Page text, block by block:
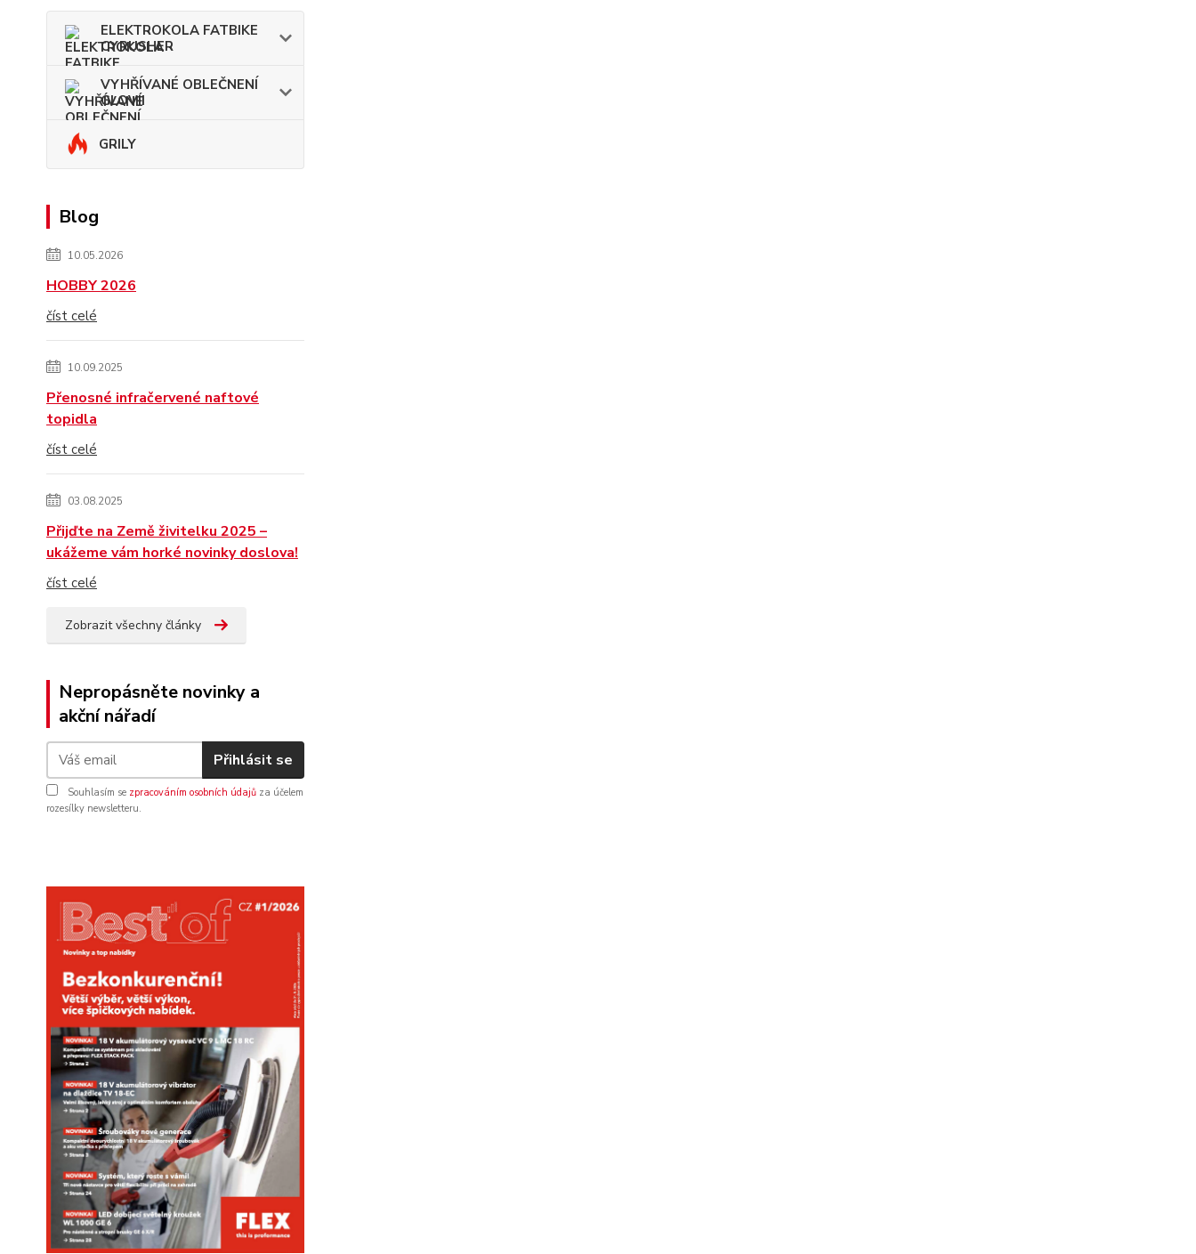
ELEKTROKOLA FATBIKE
CYRUSHER
VYHŘÍVANÉ OBLEČNENÍ
GLOVII
GRILY
Blog
10.05.2026
HOBBY 2026
číst celé
10.09.2025
Přenosné infračervené naftové
topidla
číst celé
03.08.2025
Přijďte na Země živitelku 2025 –
ukážeme vám horké novinky doslova!
číst celé
Zobrazit všechny články
Nepropásněte novinky a
akční nářadí
Přihlásit se
Souhlasím se zpracováním osobních údajů za účelem
rozesílky newsletteru.